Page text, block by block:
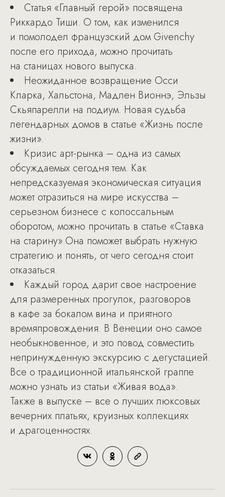
Статья «Главный герой» посвящена
Риккардо Тиши. О том, как изменился
и помолодел французский дом Givenchy
после его прихода, можно прочитать
на станицах нового выпуска.
Неожиданное возвращение Осси
Кларка, Хальстона, Мадлен Вионнэ, Эльзы
Скьяпарелли на подиум. Новая судьба
легендарных домов в статье «Жизнь после
жизни».
Кризис арт-рынка – одна из самых
обсуждаемых сегодня тем. Как
непредсказуемая экономическая ситуация
может отразиться на мире искусства –
серьезном бизнесе с колоссальным
оборотом, можно прочитать в статье «Ставка
на старину».Она поможет выбрать нужную
стратегию и понять, от чего сегодня стоит
отказаться.
Каждый город дарит свое настроение
для размеренных прогулок, разговоров
в кафе за бокалом вина и приятного
времяпровождения. В Венеции оно самое
необыкновенное, и это повод совместить
непринужденную экскурсию с дегустацией.
Все о традиционной итальянской граппе
можно узнать из статьи «Живая вода».
Также в выпуске – все о лучших люксовых
вечерних платьях, круизных коллекциях
и драгоценностях.